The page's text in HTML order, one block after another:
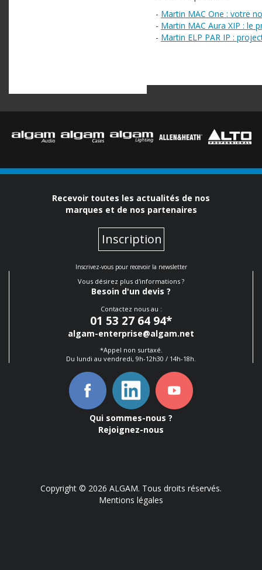
- Martin MAC One : votre
- Martin MAC Aura XIP : le
- Martin ELP PAR IP :
Recevoir toutes les actualités de nos
marques et de nos partenaires
Inscription
Inscrivez-vous pour recevoir la newsletter
Vous désirez plus d'informations ?
Besoin d'un devis ?
Contactez nous au :
01 53 27 64 94*
algam-enterprise@algam.net
*Appel non surtaxé.
Du lundi au vendredi, 9h-12h30 / 14h-18h.
Qui sommes-nous ?
Rejoignez-nous
Copyright © 2026 ALGAM. Tous droits réservés.
Mentions légales